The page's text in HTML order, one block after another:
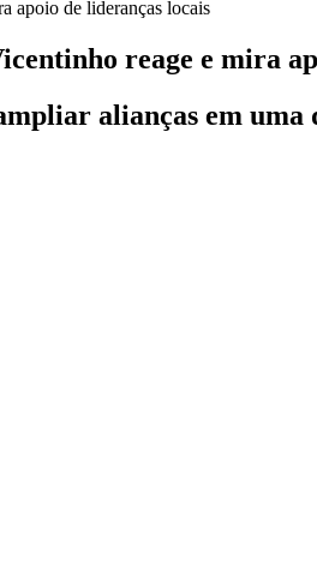
reage e mira
alianças em uma